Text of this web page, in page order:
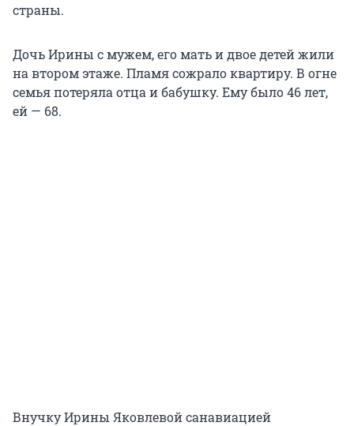
страны.
Дочь Ирины с мужем, его мать и двое детей жили
на втором этаже. Пламя сожрало квартиру. В огне
семья потеряла отца и бабушку. Ему было 46 лет,
ей — 68.
Внучку Ирины Яковлевой санавиацией